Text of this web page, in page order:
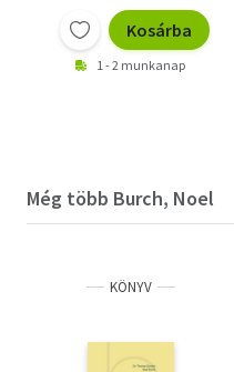
Kosárba
1 - 2 munkanap
Még több Burch, Noel
KÖNYV